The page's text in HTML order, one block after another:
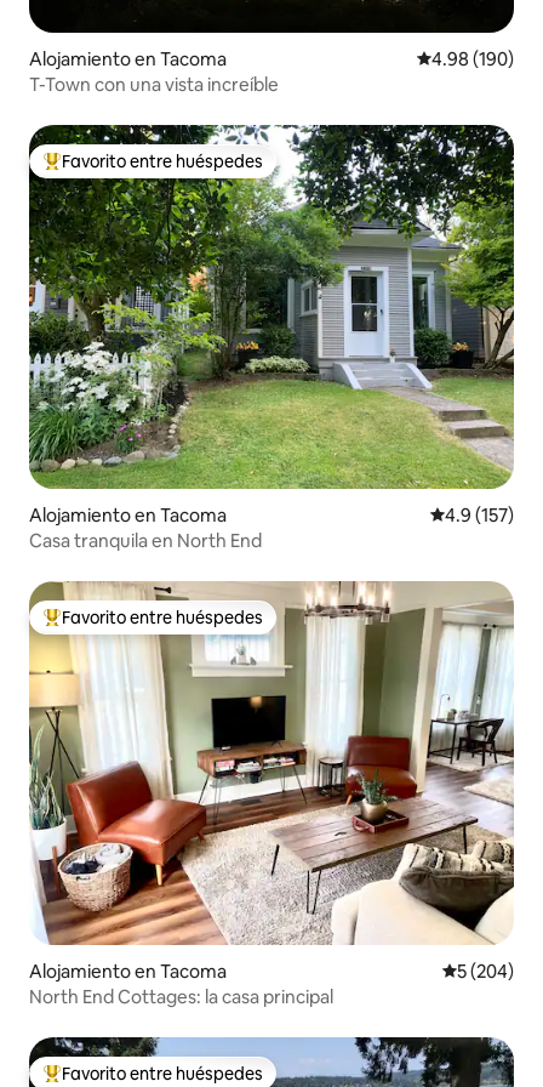
Alojamiento en Tacoma Calificación
4.98 (190)
T-Town con una vista increíble
Favorito entre huéspedes preferido
Favorito entre huéspedes
Alojamiento en Tacoma Calificación
4.9 (157)
Casa tranquila en North End
Favorito entre huéspedes preferido
Favorito entre huéspedes
Alojamiento en Tacoma Calificación
5 (204)
North End Cottages: la casa principal
Favorito entre huéspedes